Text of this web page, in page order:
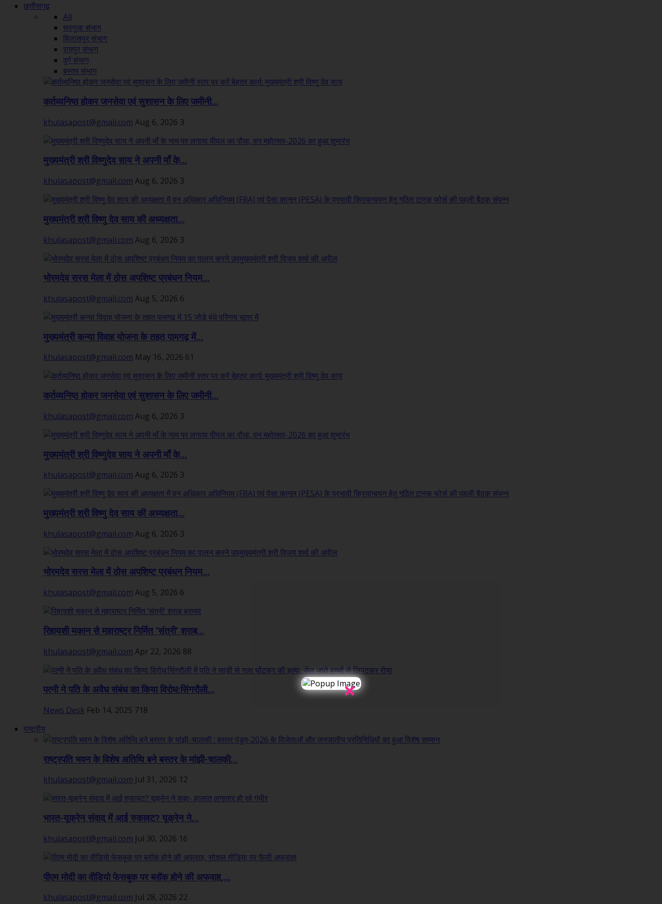
छत्तीसगढ़
All
सरगुजा संभाग
बिलासपुर संभाग
रायपुर संभाग
दुर्ग संभाग
बस्तर संभाग
कर्तव्यनिष्ठ होकर जनसेवा एवं सुशासन के लिए जमीनी...
khulasapost@gmail.com Aug 6, 2026 3
मुख्यमंत्री श्री विष्णुदेव साय ने अपनी माँ के...
khulasapost@gmail.com Aug 6, 2026 3
मुख्यमंत्री श्री विष्णु देव साय की अध्यक्षता...
khulasapost@gmail.com Aug 6, 2026 3
भोरमदेव सरस मेला में ठोस अपशिष्ट प्रबंधन नियम...
khulasapost@gmail.com Aug 5, 2026 6
मुख्यमंत्री कन्या विवाह योजना के तहत पामगढ़ में...
khulasapost@gmail.com May 16, 2026 61
कर्तव्यनिष्ठ होकर जनसेवा एवं सुशासन के लिए जमीनी...
khulasapost@gmail.com Aug 6, 2026 3
मुख्यमंत्री श्री विष्णुदेव साय ने अपनी माँ के...
khulasapost@gmail.com Aug 6, 2026 3
मुख्यमंत्री श्री विष्णु देव साय की अध्यक्षता...
khulasapost@gmail.com Aug 6, 2026 3
भोरमदेव सरस मेला में ठोस अपशिष्ट प्रबंधन नियम...
khulasapost@gmail.com Aug 5, 2026 6
रिहायशी मकान से महाराष्ट्र निर्मित ‘संत्री’ शराब...
khulasapost@gmail.com Apr 22, 2026 88
पत्नी ने पति के अवैध संबंध का किया विरोध:सिंगरौली...
News Desk Feb 14, 2025 718
राष्ट्रीय
राष्ट्रपति भवन के विशेष अतिथि बने बस्तर के मांझी-चालकी...
khulasapost@gmail.com Jul 31, 2026 12
भारत-यूक्रेन संवाद में आई रुकावट? यूक्रेन ने...
khulasapost@gmail.com Jul 30, 2026 16
पीएम मोदी का वीडियो फेसबुक पर ब्लॉक होने की अफवाह,...
khulasapost@gmail.com Jul 28, 2026 22
×